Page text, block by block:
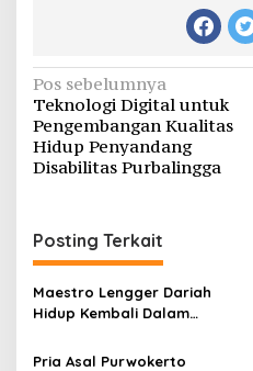
Navigasi
pos
Pos sebelumnya
Teknologi Digital untuk
Pengembangan Kualitas
Hidup Penyandang
Disabilitas Purbalingga
Posting Terkait
Maestro Lengger Dariah
Hidup Kembali Dalam
Teknologi
Pria Asal Purwokerto